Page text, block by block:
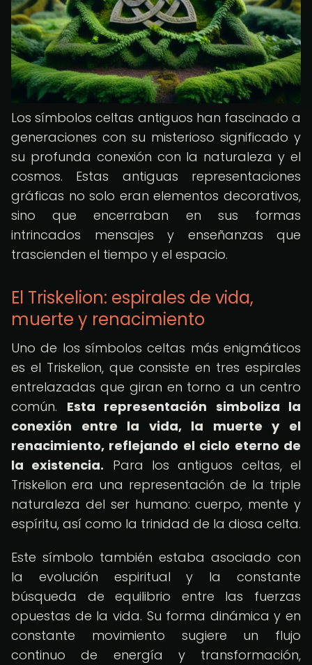
Los símbolos celtas antiguos han fascinado a
generaciones con su misterioso significado y
su profunda conexión con la naturaleza y el
cosmos. Estas antiguas representaciones
gráficas no solo eran elementos decorativos,
sino que encerraban en sus formas
intrincados mensajes y enseñanzas que
trascienden el tiempo y el espacio.
El Triskelion: espirales de vida,
muerte y renacimiento
Uno de los símbolos celtas más enigmáticos
es el Triskelion, que consiste en tres espirales
entrelazadas que giran en torno a un centro
común. Esta representación simboliza la
conexión entre la vida, la muerte y el
renacimiento, reflejando el ciclo eterno de
la existencia. Para los antiguos celtas, el
Triskelion era una representación de la triple
naturaleza del ser humano: cuerpo, mente y
espíritu, así como la trinidad de la diosa celta.
Este símbolo también estaba asociado con
la evolución espiritual y la constante
búsqueda de equilibrio entre las fuerzas
opuestas de la vida. Su forma dinámica y en
constante movimiento sugiere un flujo
continuo de energía y transformación,